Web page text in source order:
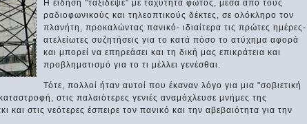
Η είδηση "ταξίδεψε" με ταχύτητα φωτός, μέσα από τους
ραδιοφωνικούς και τηλεοπτικούς δέκτες, σε ολόκληρο τον
πλανήτη, προκαλώντας πανικό- ιδιαίτερα τις πρώτες ημέρες-
ατελείωτες συζητήσεις για το κατά πόσο το ατύχημα αφορά
και μπορεί να επηρεάσει και τη δική μας επικράτεια και
προβληματισμό για το τι μέλλει γενέσθαι.
Τότε, πολλοί ήταν αυτοί που έκαναν λόγο για μια "σοβιετική
στις παλαιότερες γενιές αναμόχλευσε μνήμες της
στις νεότερες έσπειρε τον πανικό και την αβεβαιότητα για την